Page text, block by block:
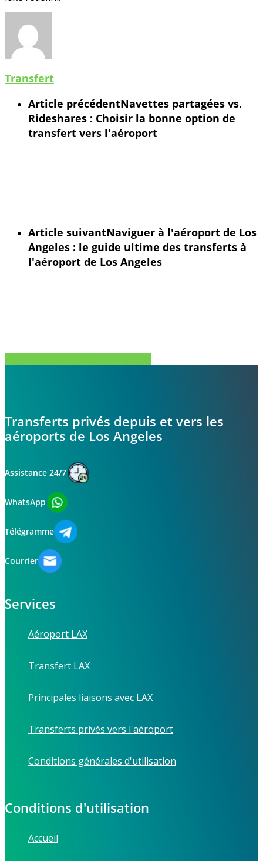
Transfert
Article précédentNavettes partagées vs.
Rideshares : Choisir la bonne option de
transfert vers l'aéroport
Article suivantNaviguer à l'aéroport de Los
Angeles : le guide ultime des transferts à
l'aéroport de Los Angeles
Transferts privés depuis et vers les
aéroports de Los Angeles
Assistance 24/7
WhatsApp
Télégramme
Courrier
Services
Aéroport LAX
Transfert LAX
Principales liaisons avec LAX
Transferts privés vers l'aéroport
Conditions générales d'utilisation
Conditions d'utilisation
Accueil